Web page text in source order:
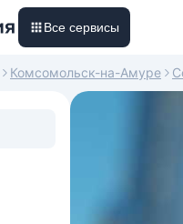
Все сервисы
Комсомольск-на-Амуре